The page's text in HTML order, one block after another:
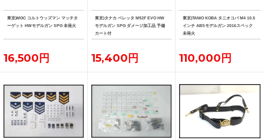
東京)MGC コルトウッズマン マッチタ
ーゲット HWモデルガン SPG 未発火
16,500円
東京)タナカ ベレッタ M92F EVO HW
モデルガン SPG ダメージ加工品 予備
カート付
15,400円
東京)TANIO KOBA タニオコバ M4 10.5
インチ ABSモデルガン 2016スペック
未発火
110,000円